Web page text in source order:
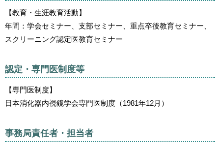
【教育・生涯教育活動】
年間：学会セミナー、支部セミナー、重点卒後教育セミナー、
スクリーニング認定医教育セミナー
認定・専門医制度等
【専門医制度】
日本消化器内視鏡学会専門医制度（1981年12月）
事務局責任者・担当者